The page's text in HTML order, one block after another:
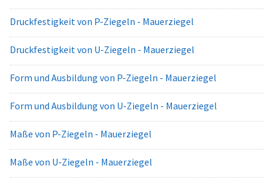
Druckfestigkeit von P-Ziegeln - Mauerziegel
Druckfestigkeit von U-Ziegeln - Mauerziegel
Form und Ausbildung von P-Ziegeln - Mauerziegel
Form und Ausbildung von U-Ziegeln - Mauerziegel
Maße von P-Ziegeln - Mauerziegel
Maße von U-Ziegeln - Mauerziegel